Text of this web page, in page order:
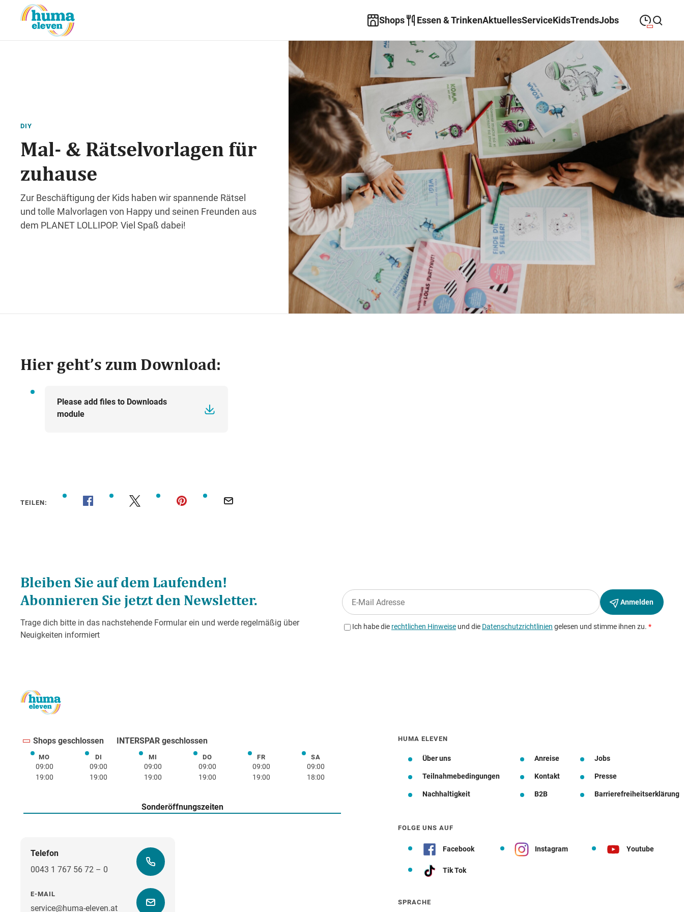
Shops Essen & TrinkenAktuellesServiceKidsTrendsJobs
Suche schließenMontag
MONTAG 09:00
Dienstag
DIENSTAG 09:00 19:00
Mittwoch
MITTWOCH 09:00 19:00
Donnerstag
DONNERSTAG 09:00 —19:00
Freitag
FREITAG 09:00—
SAMSTAG 09:00—18:00
Sonderöffnungszeiten
DIY
Mal- & Rätselvorlagen für
zuhause
Zur Beschäftigung der Kids haben wir spannende Rätsel
und tolle Malvorlagen von Happy und seinen Freunden aus
dem PLANET LOLLIPOP. Viel Spaß dabei!
Hier geht’s zum Download:
Please add files to Downloads
module
TEILEN:
Shops geschlossen INTERSPAR geschlossen
MOMontag
09:00
19:00
DIDienstag
09:00
19:00
MIMittwoch
09:00
19:00
DODonnerstag
09:00
19:00
FRFreitag
09:00
19:00
SASamstag
09:00
18:00
Sonderöffnungszeiten
Telefon
0043 1 767 56 72 – 0
E-MAIL
service@huma-eleven.at
HUMA ELEVEN
Über uns Anreise Jobs
Teilnahmebedingungen Kontakt Presse
Nachhaltigkeit B2B Barrierefreiheitserklärung
FOLGE UNS AUF
Facebook Instagram Youtube
Tik Tok
SPRACHE